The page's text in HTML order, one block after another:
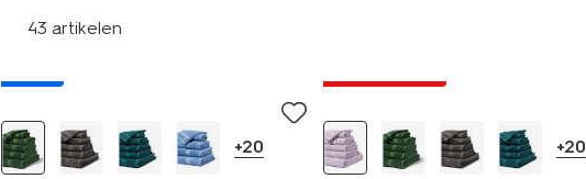
43 artikelen
+20 +20